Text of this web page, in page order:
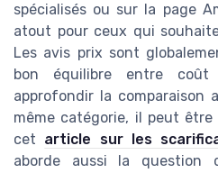
spécialisés ou sur la page
atout pour ceux qui
Les avis prix sont
bon équilibre entre coût
approfondir la comparaison
même catégorie, il peut
cet article sur les
aborde aussi la